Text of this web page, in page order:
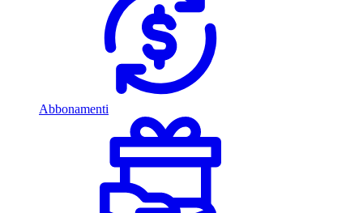
Abbonamenti